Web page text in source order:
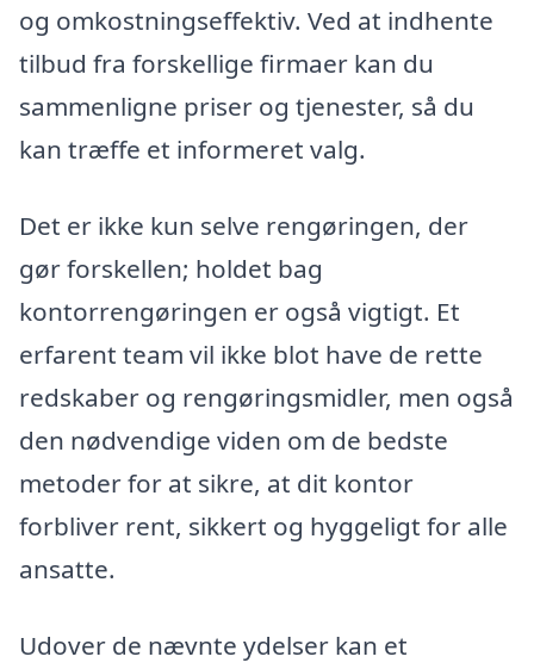
og omkostningseffektiv. Ved at indhente
tilbud fra forskellige firmaer kan du
sammenligne priser og tjenester, så du
kan træffe et informeret valg.
Det er ikke kun selve rengøringen, der
gør forskellen; holdet bag
kontorrengøringen er også vigtigt. Et
erfarent team vil ikke blot have de rette
redskaber og rengøringsmidler, men også
den nødvendige viden om de bedste
metoder for at sikre, at dit kontor
forbliver rent, sikkert og hyggeligt for alle
ansatte.
Udover de nævnte ydelser kan et